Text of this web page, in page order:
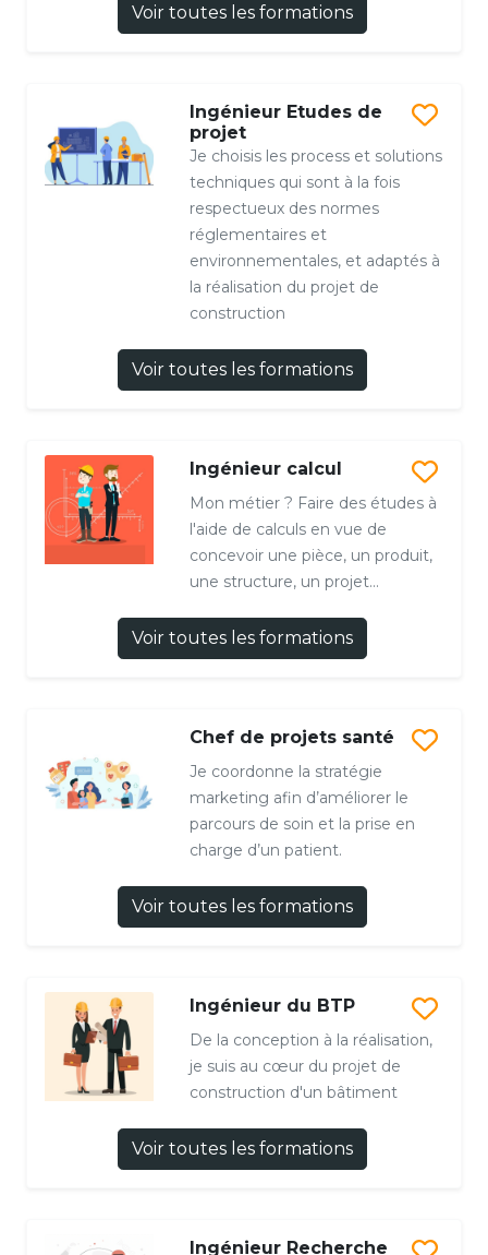
Voir toutes les formations
Ingénieur Etudes de
projet
Je choisis les process et solutions
techniques qui sont à la fois
respectueux des normes
réglementaires et
environnementales, et adaptés à
la réalisation du projet de
construction
Voir toutes les formations
Ingénieur calcul
Mon métier ? Faire des études à
l'aide de calculs en vue de
concevoir une pièce, un produit,
une structure, un projet...
Voir toutes les formations
Chef de projets santé
Je coordonne la stratégie
marketing afin d’améliorer le
parcours de soin et la prise en
charge d’un patient.
Voir toutes les formations
Ingénieur du BTP
De la conception à la réalisation,
je suis au cœur du projet de
construction d'un bâtiment
Voir toutes les formations
Ingénieur Recherche